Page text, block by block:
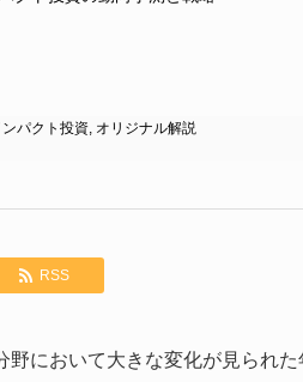
ンパクト投資, オリジナル解説
RSS
野において大きな変化が見られ